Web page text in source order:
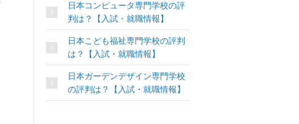
日本コンピュータ専門学校の評
判は？【入試・就職情報】
日本こども福祉専門学校の評判
は？【入試・就職情報】
日本ガーデンデザイン専門学校
の評判は？【入試・就職情報】